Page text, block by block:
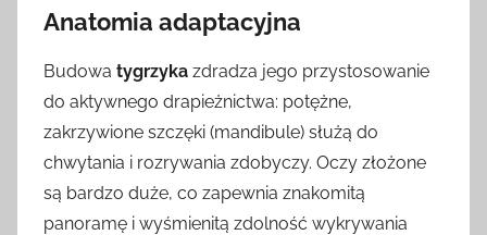
Anatomia adaptacyjna
Budowa tygrzyka zdradza jego przystosowanie
do aktywnego drapieżnictwa: potężne,
zakrzywione szczęki (mandibule) służą do
chwytania i rozrywania zdobyczy. Oczy złożone
są bardzo duże, co zapewnia znakomitą
panoramę i wyśmienitą zdolność wykrywania